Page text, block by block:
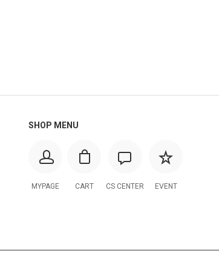
SHOP MENU
MYPAGE CART CS CENTER EVENT